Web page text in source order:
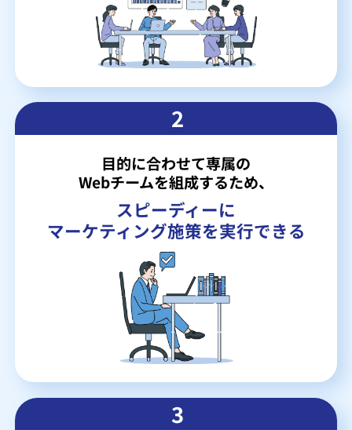
2
目的に合わせて専属の
Webチームを組成するため、
スピーディーに
マーケティング施策を実行できる
3